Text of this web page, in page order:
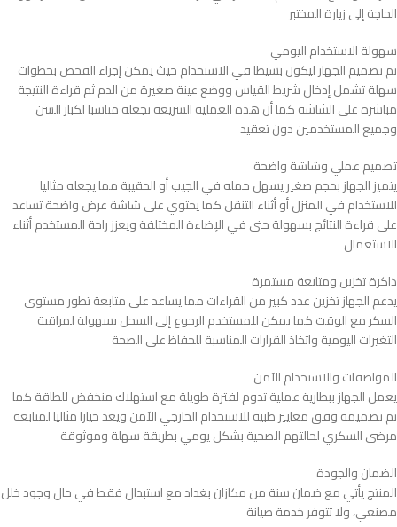
الحاجة إلى زيارة المختبر
سهولة الاستخدام اليومي
تم تصميم الجهاز ليكون بسيطا في الاستخدام حيث يمكن إجراء الفحص بخطوات
سهلة تشمل إدخال شريط القياس ووضع عينة صغيرة من الدم ثم قراءة النتيجة
مباشرة على الشاشة كما أن هذه العملية السريعة تجعله مناسبا لكبار السن
وجميع المستخدمين دون تعقيد
تصميم عملي وشاشة واضحة
يتميز الجهاز بحجم صغير يسهل حمله في الجيب أو الحقيبة مما يجعله مثاليا
للاستخدام في المنزل أو أثناء التنقل كما يحتوي على شاشة عرض واضحة تساعد
على قراءة النتائج بسهولة حتى في الإضاءة المختلفة ويعزز راحة المستخدم أثناء
الاستعمال
ذاكرة تخزين ومتابعة مستمرة
يدعم الجهاز تخزين عدد كبير من القراءات مما يساعد على متابعة تطور مستوى
السكر مع الوقت كما يمكن للمستخدم الرجوع إلى السجل بسهولة لمراقبة
التغيرات اليومية واتخاذ القرارات المناسبة للحفاظ على الصحة
المواصفات والاستخدام الآمن
يعمل الجهاز ببطارية عملية تدوم لفترة طويلة مع استهلاك منخفض للطاقة كما
تم تصميمه وفق معايير طبية للاستخدام الخارجي الآمن ويعد خيارا مثاليا لمتابعة
مرضى السكري لحالتهم الصحية بشكل يومي بطريقة سهلة وموثوقة
الضمان والجودة
المنتج يأتي مع ضمان سنة من مكازان بغداد مع استبدال فقط في حال وجود خلل
مصنعي، ولا تتوفر خدمة صيانة